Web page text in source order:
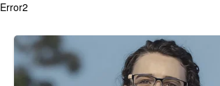
Error2